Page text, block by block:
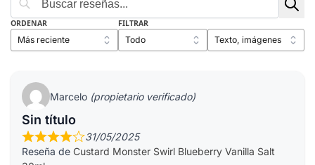
ORDENAR FILTRAR
Marcelo (propietario verificado)
Sin título
31/05/2025
Reseña de Custard Monster Swirl Blueberry Vanilla Salt